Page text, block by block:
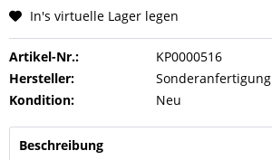
In's virtuelle Lager legen
Artikel-Nr.:
KP0000516
Hersteller:
Sonderanfertigung
Kondition:
Neu
Beschreibung